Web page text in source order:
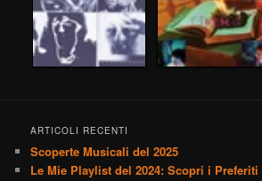
Played 35 times.
ARTICOLI RECENTI
Scoperte Musicali del 2025
Le Mie Playlist del 2024: Scopri i Preferiti